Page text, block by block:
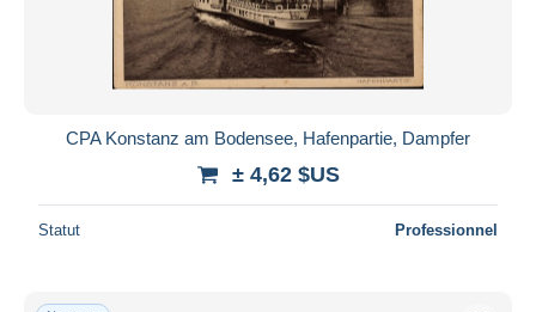
CPA Konstanz am Bodensee, Hafenpartie, Dampfer
± 4,62 $US
Statut Professionnel